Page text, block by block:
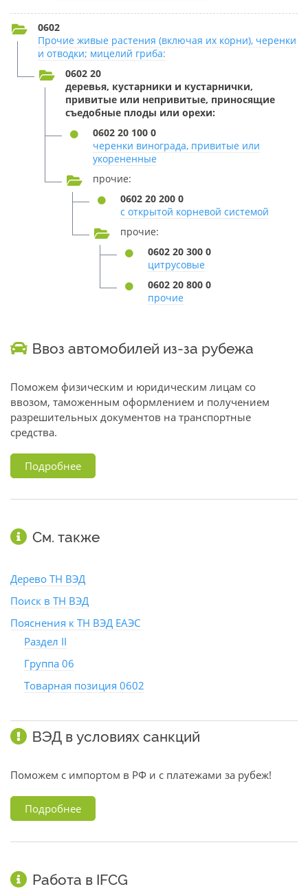
0602
Прочие живые растения (включая их корни), черенки
и отводки; мицелий гриба:
0602 20
деревья, кустарники и кустарнички,
привитые или непривитые, приносящие
съедобные плоды или орехи:
0602 20 100 0
черенки винограда, привитые или
укорененные
прочие:
0602 20 200 0
с открытой корневой системой
прочие:
0602 20 300 0
цитрусовые
0602 20 800 0
прочие
Ввоз автомобилей из-за рубежа
Поможем физическим и юридическим лицам со
ввозом, таможенным оформлением и получением
разрешительных документов на транспортные
средства.
Подробнее
См. также
Дерево ТН ВЭД
Поиск в ТН ВЭД
Пояснения к ТН ВЭД ЕАЭС
Раздел II
Группа 06
Товарная позиция 0602
ВЭД в условиях санкций
Поможем с импортом в РФ и с платежами за рубеж!
Подробнее
Работа в IFCG